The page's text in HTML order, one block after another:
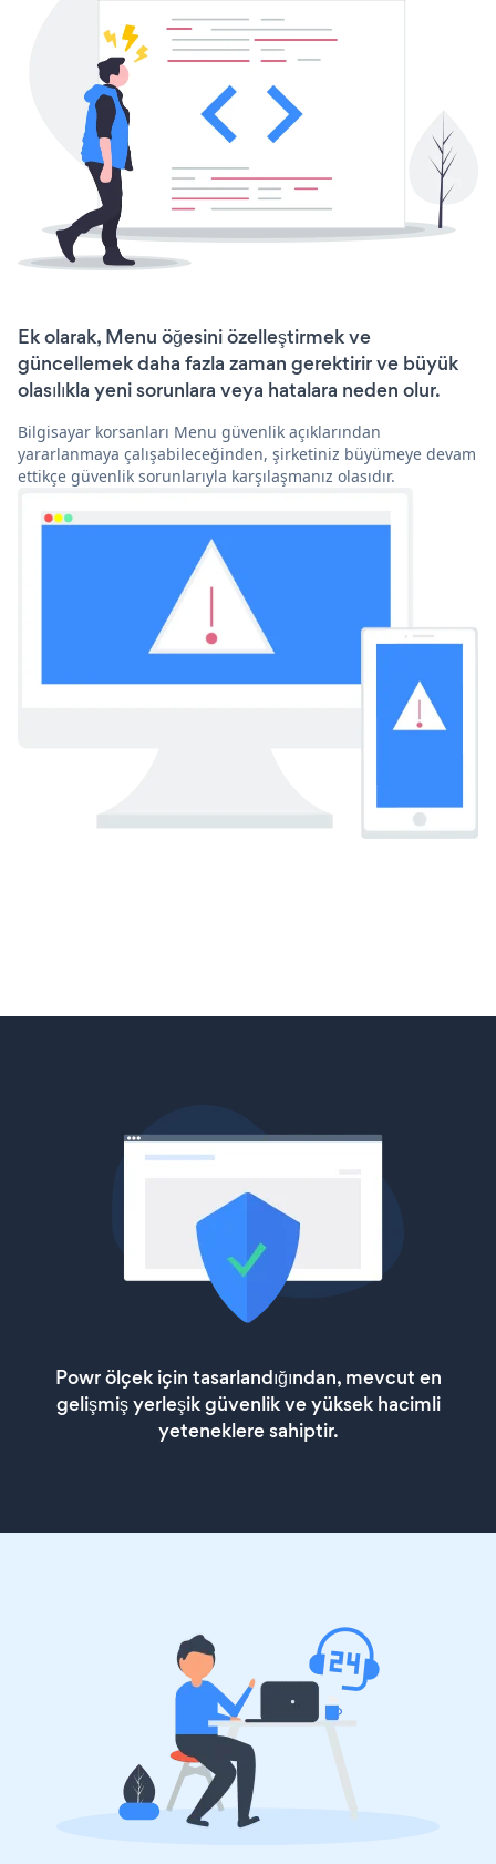
Ek olarak, Menu öğesini özelleştirmek ve
güncellemek daha fazla zaman gerektirir ve büyük
olasılıkla yeni sorunlara veya hatalara neden olur.
Bilgisayar korsanları Menu güvenlik açıklarından
yararlanmaya çalışabileceğinden, şirketiniz büyümeye devam
ettikçe güvenlik sorunlarıyla karşılaşmanız olasıdır.
Powr ölçek için tasarlandığından, mevcut en
gelişmiş yerleşik güvenlik ve yüksek hacimli
yeteneklere sahiptir.